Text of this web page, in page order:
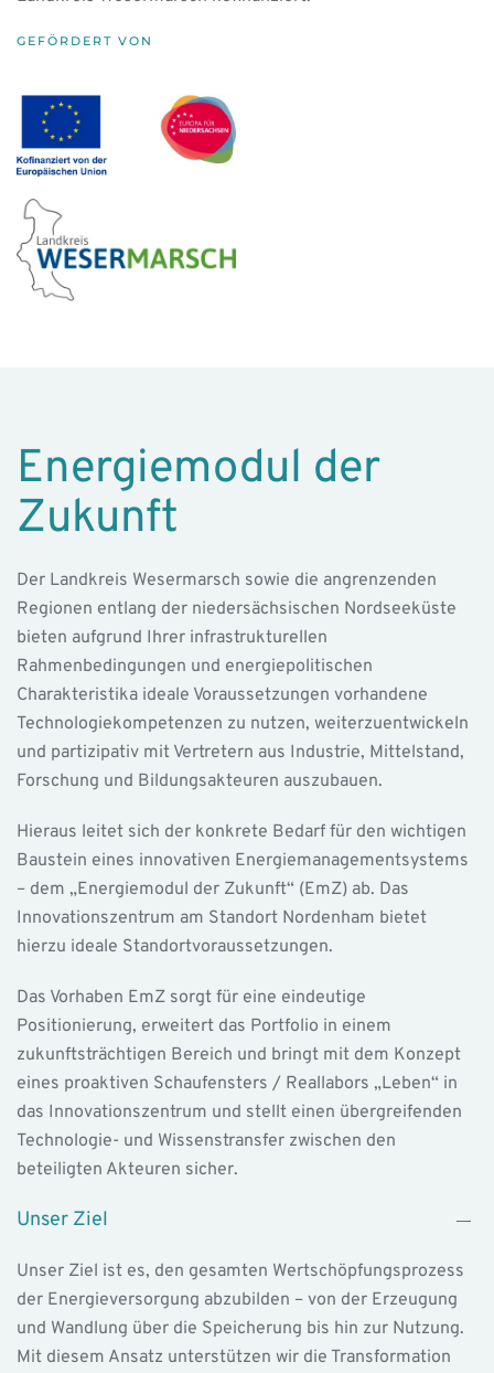
GEFÖRDERT VON
Energiemodul der
Zukunft
Der Landkreis Wesermarsch sowie die angrenzenden
Regionen entlang der niedersächsischen Nordseeküste
bieten aufgrund Ihrer infrastrukturellen
Rahmenbedingungen und energiepolitischen
Charakteristika ideale Voraussetzungen vorhandene
Technologiekompetenzen zu nutzen, weiterzuentwickeln
und partizipativ mit Vertretern aus Industrie, Mittelstand,
Forschung und Bildungsakteuren auszubauen.
Hieraus leitet sich der konkrete Bedarf für den wichtigen
Baustein eines innovativen Energiemanagementsystems
– dem „Energiemodul der Zukunft“ (EmZ) ab. Das
Innovationszentrum am Standort Nordenham bietet
hierzu ideale Standortvoraussetzungen.
Das Vorhaben EmZ sorgt für eine eindeutige
Positionierung, erweitert das Portfolio in einem
zukunftsträchtigen Bereich und bringt mit dem Konzept
eines proaktiven Schaufensters / Reallabors „Leben“ in
das Innovationszentrum und stellt einen übergreifenden
Technologie- und Wissenstransfer zwischen den
beteiligten Akteuren sicher.
Unser Ziel
Unser Ziel ist es, den gesamten Wertschöpfungsprozess
der Energieversorgung abzubilden – von der Erzeugung
und Wandlung über die Speicherung bis hin zur Nutzung.
Mit diesem Ansatz unterstützen wir die Transformation